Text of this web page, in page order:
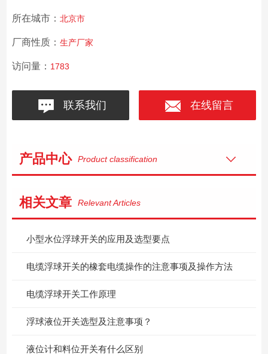
所在城市： 北京市
厂商性质： 生产厂家
访问量： 1783
联系我们 在线留言
产品中心 Product classification
相关文章 Relevant Articles
小型水位浮球开关的应用及选型要点
电缆浮球开关的橡套电缆操作的注意事项及操作方法
电缆浮球开关工作原理
浮球液位开关选型及注意事项？
液位计和料位开关有什么区别